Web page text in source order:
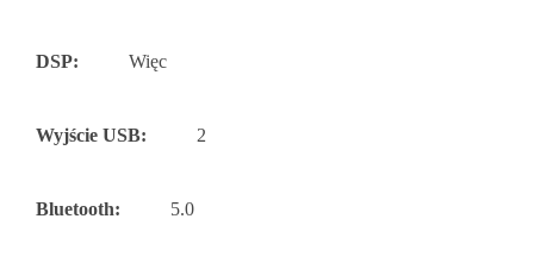
DSP: Więc
Wyjście USB: 2
Bluetooth: 5.0